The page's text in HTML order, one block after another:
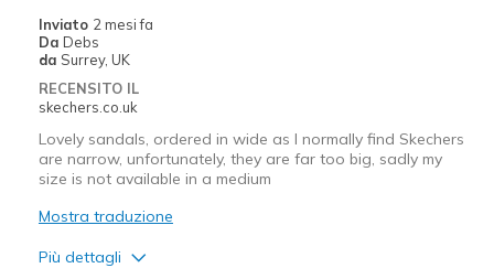
Inviato 2 mesi fa
Da Debs
da Surrey, UK
RECENSITO IL
skechers.co.uk
Lovely sandals, ordered in wide as I normally find Skechers
are narrow, unfortunately, they are far too big, sadly my
size is not available in a medium
Mostra traduzione
Più dettagli